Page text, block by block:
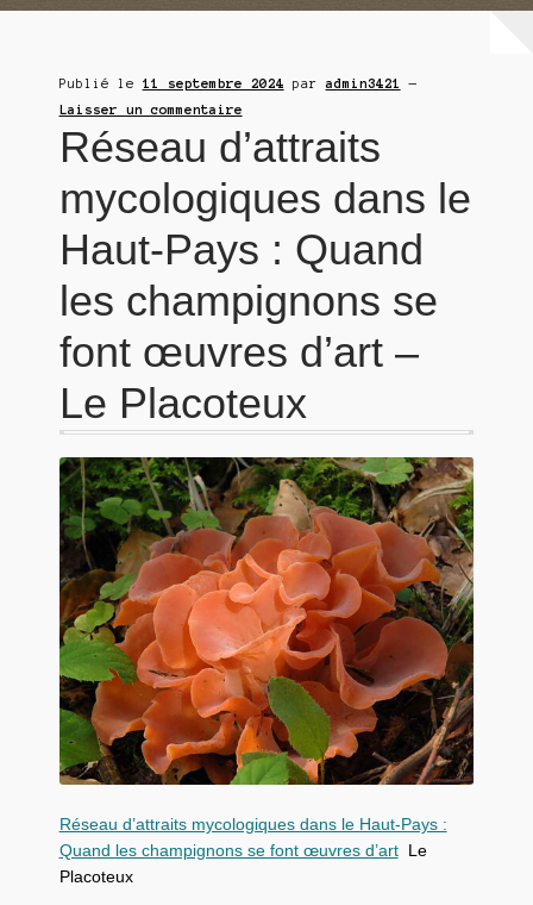
Publié le 11 septembre 2024 paradmin3421
—
Laisser un commentaire
Réseau d’attraits
mycologiques dans le
Haut-Pays : Quand
les champignons se
font œuvres d’art –
Le Placoteux
Réseau d’attraits mycologiques dans le Haut-Pays :
Quand les champignons se font œuvres d’artLe
Placoteux